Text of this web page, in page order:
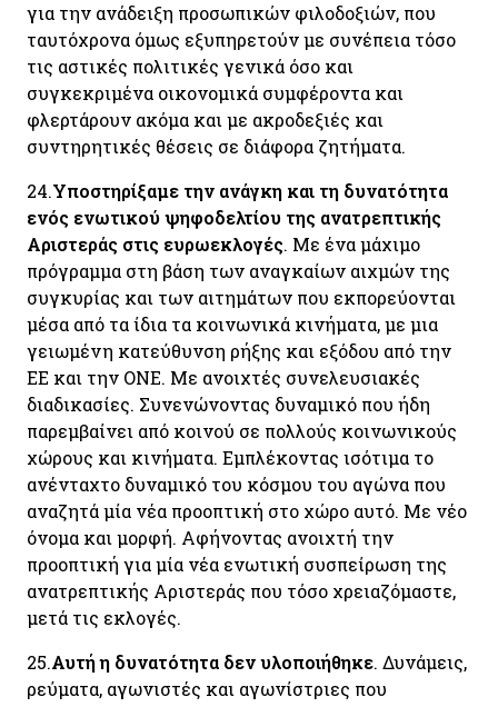
για την ανάδειξη προσωπικών φιλοδοξιών, που
ταυτόχρονα όμως εξυπηρετούν με συνέπεια τόσο
τις αστικές πολιτικές γενικά όσο και
συγκεκριμένα οικονομικά συμφέροντα και
φλερτάρουν ακόμα και με ακροδεξιές και
συντηρητικές θέσεις σε διάφορα ζητήματα.
24.Υποστηρίξαμε την ανάγκη και τη δυνατότητα
ενός ενωτικού ψηφοδελτίου της ανατρεπτικής
Αριστεράς στις ευρωεκλογές. Με ένα μάχιμο
πρόγραμμα στη βάση των αναγκαίων αιχμών της
συγκυρίας και των αιτημάτων που εκπορεύονται
μέσα από τα ίδια τα κοινωνικά κινήματα, με μια
γειωμένη κατεύθυνση ρήξης και εξόδου από την
ΕΕ και την ΟΝΕ. Με ανοιχτές συνελευσιακές
διαδικασίες. Συνενώνοντας δυναμικό που ήδη
παρεμβαίνει από κοινού σε πολλούς κοινωνικούς
χώρους και κινήματα. Εμπλέκοντας ισότιμα το
ανένταχτο δυναμικό του κόσμου του αγώνα που
αναζητά μία νέα προοπτική στο χώρο αυτό. Με νέο
όνομα και μορφή. Αφήνοντας ανοιχτή την
προοπτική για μία νέα ενωτική συσπείρωση της
ανατρεπτικής Αριστεράς που τόσο χρειαζόμαστε,
μετά τις εκλογές.
25.Αυτή η δυνατότητα δεν υλοποιήθηκε. Δυνάμεις,
ρεύματα, αγωνιστές και αγωνίστριες που